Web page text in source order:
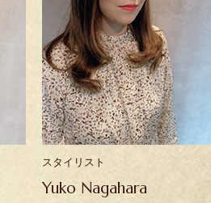
スタイリスト
Yuko Nagahara